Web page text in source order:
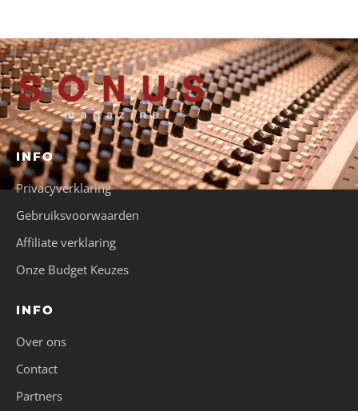
INFO
Privacyverklaring
Gebruiksvoorwaarden
Affiliate verklaring
Onze Budget Keuzes
INFO
Over ons
Contact
Partners